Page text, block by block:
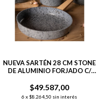
NUEVA SARTÉN 28 CM STONE
DE ALUMINIO FORJADO C/
INDUCCIÓN
$49.587,00
6 x $8.264,50 sin interés